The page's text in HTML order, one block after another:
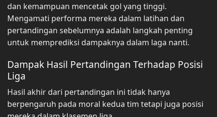
dan kemampuan mencetak gol yang tinggi.
Mengamati performa mereka dalam latihan dan
pertandingan sebelumnya adalah langkah penting
untuk memprediksi dampaknya dalam laga nanti.
Dampak Hasil Pertandingan Terhadap Posisi
Liga
Hasil akhir dari pertandingan ini tidak hanya
berpengaruh pada moral kedua tim tetapi juga posisi